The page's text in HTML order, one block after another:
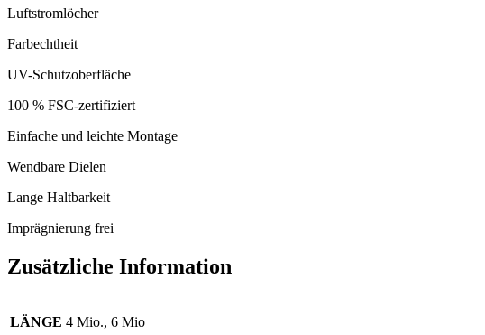
Luftstromlöcher
Farbechtheit
UV-Schutzoberfläche
100 % FSC-zertifiziert
Einfache und leichte Montage
Wendbare Dielen
Lange Haltbarkeit
Imprägnierung frei
Zusätzliche Information
LÄNGE 4 Mio., 6 Mio